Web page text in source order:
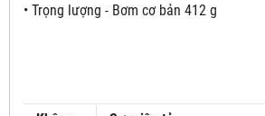
• Trọng lượng - Bơm cơ bản 412 g